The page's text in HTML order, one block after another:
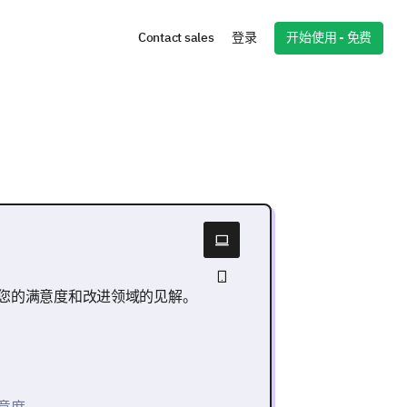
Contact sales 登录 开始使用 - 免费
满意度和改进领域的见解。